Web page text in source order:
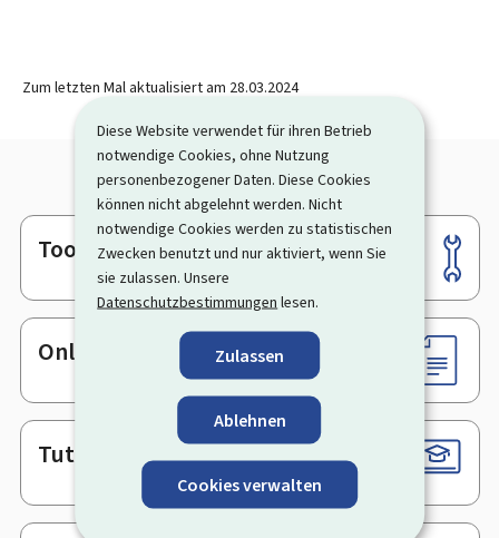
Diese Website verwendet für ihren Betrieb
notwendige Cookies, ohne Nutzung
personenbezogener Daten. Diese Cookies
können nicht abgelehnt werden. Nicht
notwendige Cookies werden zu statistischen
Zwecken benutzt und nur aktiviert, wenn Sie
sie zulassen. Unsere
Datenschutzbestimmungen lesen.
Zulassen
Ablehnen
Cookies verwalten
Zum letzten Mal aktualisiert am 28.03.2024
Footer
Tools
Online-Dienste & Formulare
Tutorials